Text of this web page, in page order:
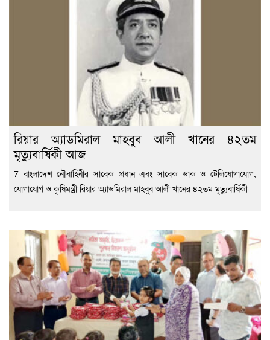
রিয়ার অ্যাডমিরাল মাহবুব আলী খানের ৪২তম
মৃত্যুবার্ষিকী আজ
7 বাংলাদেশ নৌবাহিনীর সাবেক প্রধান এবং সাবেক ডাক ও টেলিযোগাযোগ,
যোগাযোগ ও কৃষিমন্ত্রী রিয়ার অ্যাডমিরাল মাহবুব আলী খানের ৪২তম মৃত্যুবার্ষিকী